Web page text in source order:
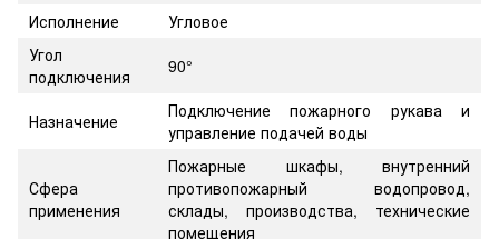
Исполнение
Угловое
Угол
подключения
90°
Назначение
Подключение пожарного рукава и
управление подачей воды
Сфера
применения
Пожарные шкафы, внутренний
противопожарный водопровод,
склады, производства, технические
помещения